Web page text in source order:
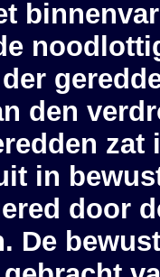
den
zat
in
door
De